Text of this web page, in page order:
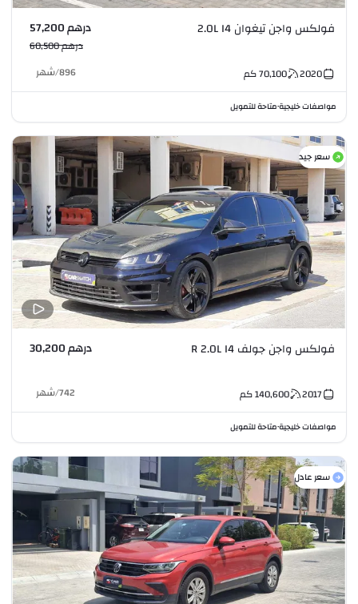
فولكس واجن تيغوان 2.0L I4 درهم 57,200
درهم 60,500
2020
70,100كم 896
/شهر
مواصفات خليجية•متاحة للتمويل
سعر جيد
فولكس واجن جولف R 2.0L I4 درهم 30,200
2017
140,600كم 742
/شهر
مواصفات خليجية•متاحة للتمويل
سعر عادل